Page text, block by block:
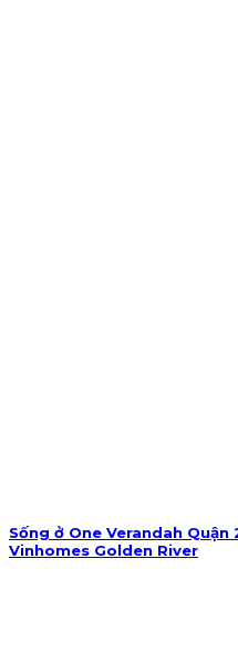
Sống ở One Verandah
Vinhomes Golden River